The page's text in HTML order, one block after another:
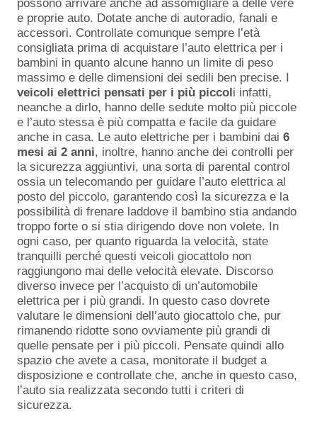
possono arrivare anche ad assomigliare a delle vere
e proprie auto. Dotate anche di autoradio, fanali e
accessori. Controllate comunque sempre l’età
consigliata prima di acquistare l’auto elettrica per i
bambini in quanto alcune hanno un limite di peso
massimo e delle dimensioni dei sedili ben precise. I
veicoli elettrici pensati per i più piccol i infatti,
neanche a dirlo, hanno delle sedute molto più piccole
e l’auto stessa è più compatta e facile da guidare
anche in casa. Le auto elettriche per i bambini dai 6
mesi ai 2 anni, inoltre, hanno anche dei controlli per
la sicurezza aggiuntivi, una sorta di parental control
ossia un telecomando per guidare l’auto elettrica al
posto del piccolo, garantendo così la sicurezza e la
possibilità di frenare laddove il bambino stia andando
troppo forte o si stia dirigendo dove non volete. In
ogni caso, per quanto riguarda la velocità, state
tranquilli perché questi veicoli giocattolo non
raggiungono mai delle velocità elevate. Discorso
diverso invece per l’acquisto di un’automobile
elettrica per i più grandi. In questo caso dovrete
valutare le dimensioni dell’auto giocattolo che, pur
rimanendo ridotte sono ovviamente più grandi di
quelle pensate per i più piccoli. Pensate quindi allo
spazio che avete a casa, monitorate il budget a
disposizione e controllate che, anche in questo caso,
l’auto sia realizzata secondo tutti i criteri di
sicurezza.